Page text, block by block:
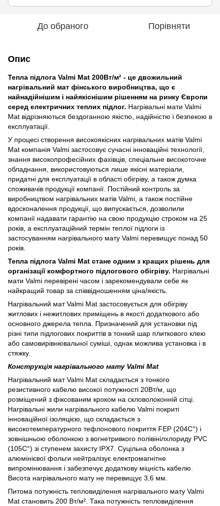
До обраного Порівняти
Опис
Тепла підлога Valmi Mat 200Вт/м² - це двожильний
нагрівальний мат фінського виробництва, що є
найнадійнішим і найякіснішим рішенням на ринку Європи
серед електричних теплих підлог. Нагрівальні мати Valmi
Mat відрізняються бездоганною якістю, надійністю і безпекою в
експлуатації.
У процесі створення високоякісних нагрівальних матів Valmi
Mat компанія Valmi застосовує сучасні інноваційні технології,
знання високопрофесійних фахівців, спеціальне високоточне
обладнання, використовуються лише якісні матеріали,
придатні для експлуатації в області обігріву, а також думка
споживачів продукції компанії. Постійний контроль за
виробництвом нагрівальних матів Valmi, а також постійне
вдосконалення продукції, що випускається, дозволили
компанії надавати гарантію на свою продукцію строком на 25
років, а експлуатаційний термін теплої підлоги із
застосуванням нагрівального мату Valmi перевищує понад 50
років.
Тепла підлога Valmi Mat стане одним з кращих рішень для
організації комфортного підлогового обігріву. Нагрівальні
мати Valmi перевірені часом і зарекомендували себе як
найкращий товар за співвідношенням ціна/якість.
Нагрівальний мат Valmi Mat застосовується для обігріву
житлових і нежитлових приміщень в якості додаткового або
основного джерела тепла. Призначений для установки під
різні типи підлогових покриттів в тонкий шар плиткового клею
або самовирівнювальної суміші, однак можлива установка і в
стяжку.
Конструкція нагрівального мату Valmi Mat
Нагрівальний мат Valmi Mat складається з тонкого
резистивного кабелю високої потужності 20Вт/м, що
розміщений з фіксованим кроком на скловолоконній сітці.
Нагрівальні жили нагрівального кабелю Valmi покриті
інноваційної ізоляцією, що складається з
високотемпературного тефлонового покриття FEP (204C°) і
зовнішньою оболонкою з вогнетривкого полівінілхлориду PVC
(105C°) зі ступенем захисту IPX7. Суцільна оболонка з
алюмінієвої фольги нейтралізує електромагнітне
випромінювання і забезпечує додаткову міцність кабелю.
Висота нагрівального мату не перевищує 3,6 мм.
Питома потужність тепловиділення нагрівального мату Valmi
Mat становить 200 Вт/м². Така потужність тепловиділення